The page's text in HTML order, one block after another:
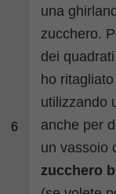
6
una
zucchero.
dei
ho
utilizzando
anche per
un vassoio
zucchero